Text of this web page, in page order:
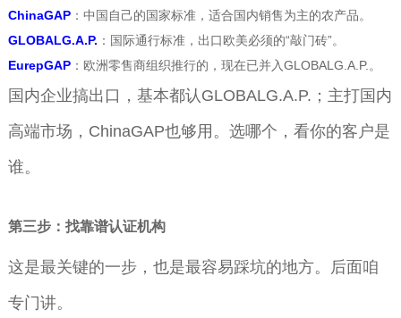
ChinaGAP：中国自己的国家标准，适合国内销售为主的农产品。
GLOBALG.A.P. ：国际通行标准，出口欧美必须的“敲门砖”。
EurepGAP：欧洲零售商组织推行的，现在已并入GLOBALG.A.P.。
国内企业搞出口，基本都认GLOBALG.A.P.；主打国内
高端市场，ChinaGAP也够用。选哪个，看你的客户是
谁。
第三步：找靠谱认证机构
这是最关键的一步，也是最容易踩坑的地方。后面咱
专门讲。